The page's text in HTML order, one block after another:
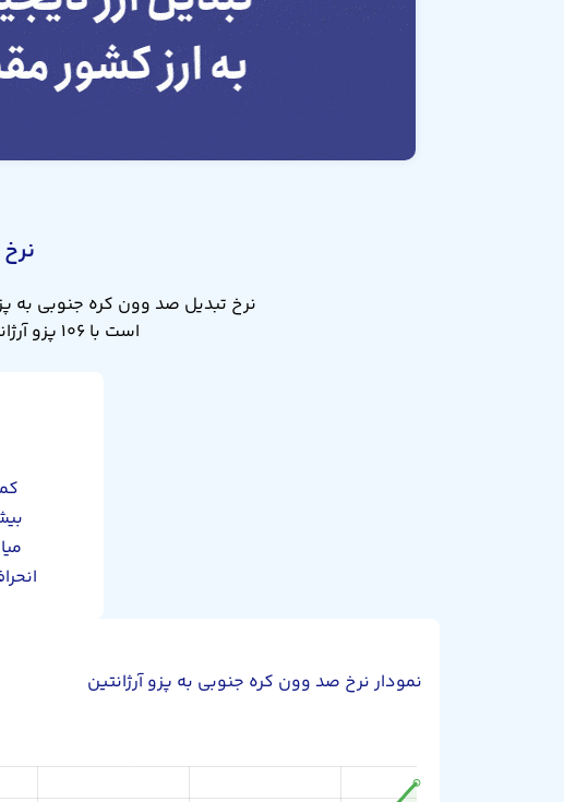
است با ۱۰۶ پزو آرژانتین. نرخ تبدیل صد وون کره جنوبی به پزو آرژانتین دیروز ۱۰۶ بود.
نمودار نرخ صد وون کره جنوبی به پزو آرژانتین